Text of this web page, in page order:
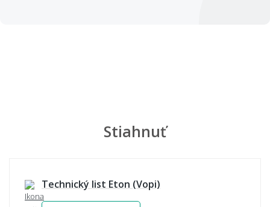
Stiahnuť
Technický list Eton (Vopi)